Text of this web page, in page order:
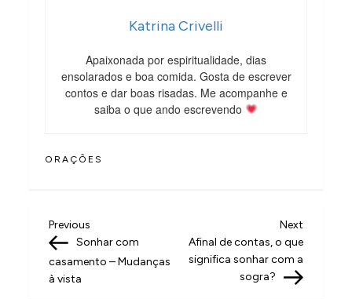
Katrina Crivelli
Apaixonada por espiritualidade, dias
ensolarados e boa comida. Gosta de escrever
contos e dar boas risadas. Me acompanhe e
saiba o que ando escrevendo
ORAÇÕES
N
a
v
Previous
Post
Previous
Sonhar com
casamento – Mudanças
à vista
Next
Post
Next
Afinal de contas, o que
significa sonhar com a
sogra?